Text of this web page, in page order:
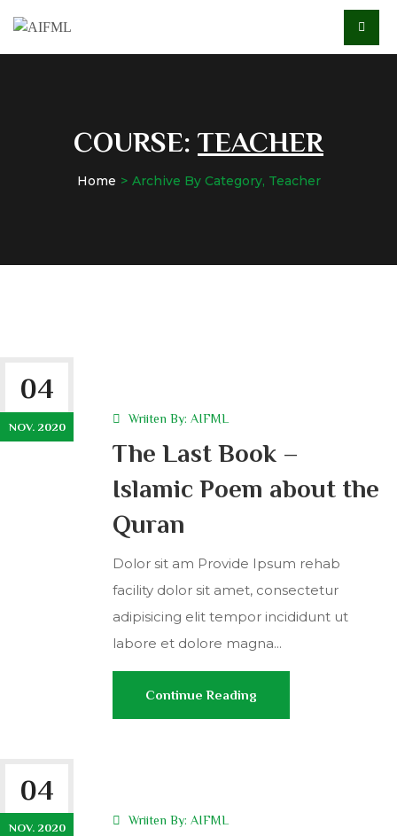
COURSE: TEACHER
Home Archive By Category, Teacher
04
NOV. 2020
Wriiten By: AIFML
The Last Book –
Islamic Poem about the
Quran
Dolor sit am Provide Ipsum rehab
facility dolor sit amet, consectetur
adipisicing elit tempor incididunt ut
labore et dolore magna...
Continue Reading
04
NOV. 2020
Wriiten By: AIFML